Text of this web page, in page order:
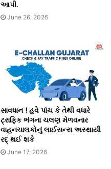
આપી.
June 26, 2026
સાવધાન ! હવે પાંચ કે તેથી વધારે
ટ્રાફિક ભંગના ચલણ મેળવનાર
વાહનચાલકોનું લાઈસન્સ અસ્થાયી
રદ્ થઈ શકે
June 17, 2026